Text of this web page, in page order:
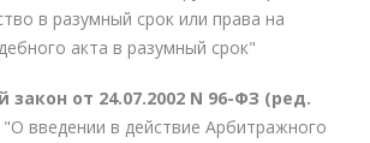
в разумный срок или права на
акта в разумный срок"
от 24.07.2002 N 96-ФЗ (ред.
"О введении в действие Арбитражного